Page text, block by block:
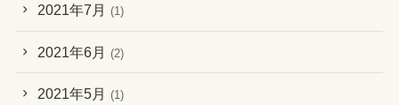
2021年7月 (1)
2021年6月 (2)
2021年5月 (1)